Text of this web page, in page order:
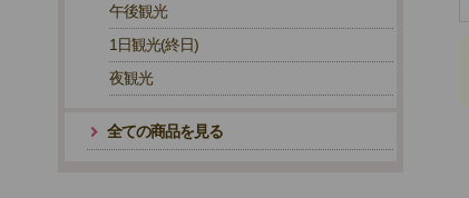
午後観光
1日観光(終日)
夜観光
全ての商品を見る